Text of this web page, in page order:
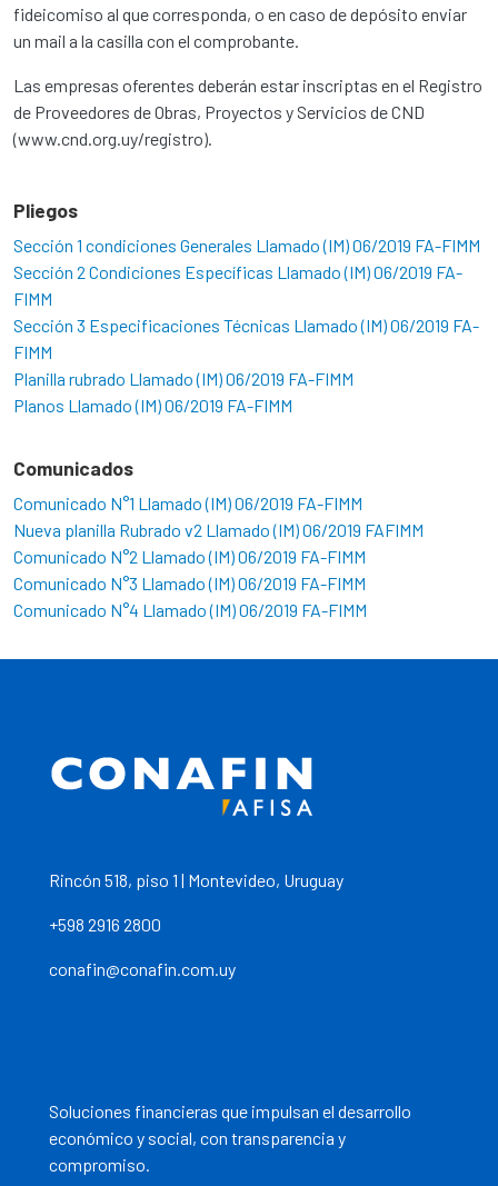
fideicomiso al que corresponda, o en caso de depósito enviar
un mail a la casilla con el comprobante.
Las empresas oferentes deberán estar inscriptas en el Registro
de Proveedores de Obras, Proyectos y Servicios de CND
(www.cnd.org.uy/registro).
Pliegos
Sección 1 condiciones Generales Llamado (IM) 06/2019 FA-FIMM
Sección 2 Condiciones Específicas Llamado (IM) 06/2019 FA-
FIMM
Sección 3 Especificaciones Técnicas Llamado (IM) 06/2019 FA-
FIMM
Planilla rubrado Llamado (IM) 06/2019 FA-FIMM
Planos Llamado (IM) 06/2019 FA-FIMM
Comunicados
Comunicado N°1 Llamado (IM) 06/2019 FA-FIMM
Nueva planilla Rubrado v2 Llamado (IM) 06/2019 FAFIMM
Comunicado N°2 Llamado (IM) 06/2019 FA-FIMM
Comunicado N°3 Llamado (IM) 06/2019 FA-FIMM
Comunicado N°4 Llamado (IM) 06/2019 FA-FIMM
Rincón 518, piso 1 | Montevideo, Uruguay
+598 2916 2800
conafin@conafin.com.uy
Soluciones financieras que impulsan el desarrollo
económico y social, con transparencia y
compromiso.